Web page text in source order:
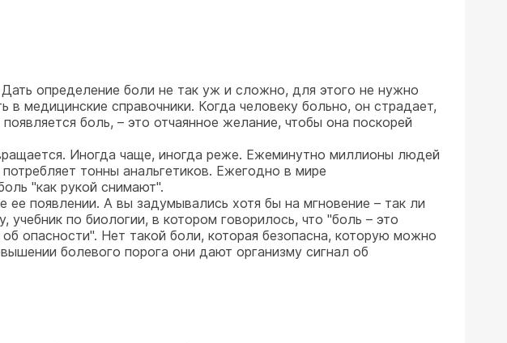
определение боли не так уж и сложно, для этого не нужно
медицинские справочники. Когда человеку больно, он страдает,
боль, – это отчаянное желание, чтобы она поскорей
Иногда чаще, иногда реже. Ежеминутно миллионы людей
тонны анальгетиков. Ежегодно в мире
"как рукой снимают".
появлении. А вы задумывались хотя бы на мгновение – так ли
по биологии, в котором говорилось, что "боль – это
опасности". Нет такой боли, которая безопасна, которую можно
болевого порога они дают организму сигнал об